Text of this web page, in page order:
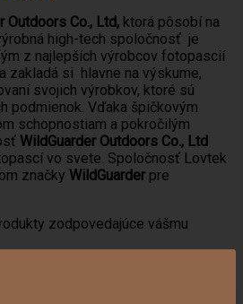
Outdoors Co., Ltd, ktorá pôsobí na
high-tech spoločnosť je
z najlepších výrobcov fotopascií
zakladá si hlavne na výskume,
svojich výrobkov, ktoré sú
podmienok. Vďaka špičkovým
schopnostiam a pokročilým
WildGuarder Outdoors Co., Ltd
vo svete. Spoločnosť Lovtek
značky WildGuarderpre
zodpovedajúce vášmu